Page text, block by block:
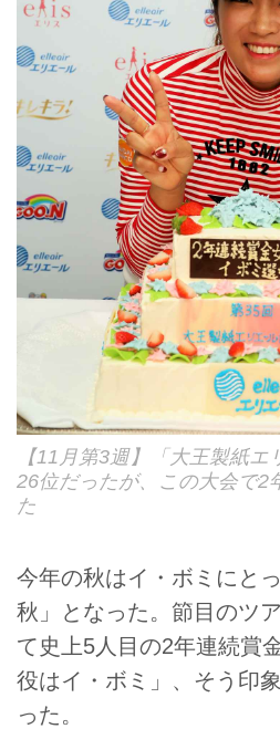
【11月第3週】「大王製紙
26位だったが、この大会で2
た
今年の秋はイ・ボミにと
秋」となった。節目のツ
て史上5人目の2年連続賞
役はイ・ボミ」、そう印
った。